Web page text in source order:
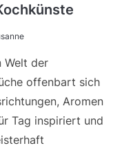
Welt der
offenbart sich
Aromen
Tag inspiriert und